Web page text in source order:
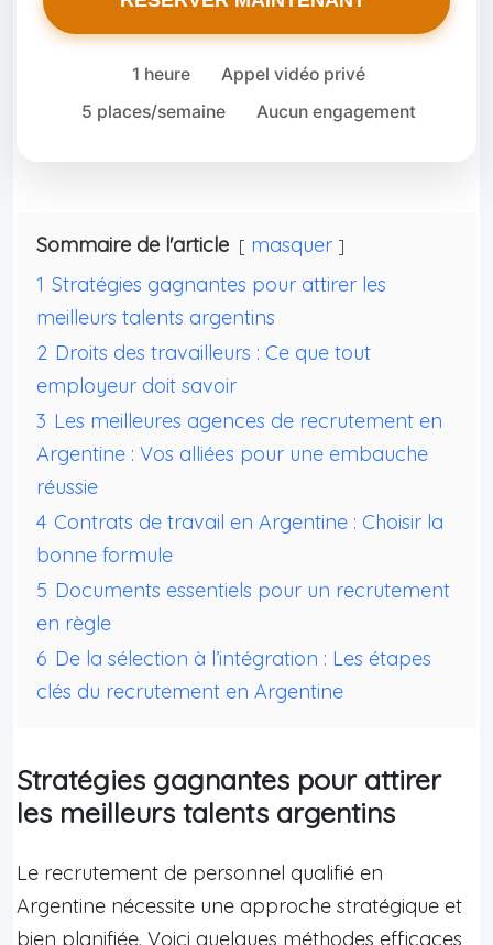
1 heure
Appel vidéo privé
5 places/semaine
Aucun engagement
Sommaire de l'article
masquer
1 Stratégies gagnantes pour attirer les
meilleurs talents argentins
2 Droits des travailleurs : Ce que tout
employeur doit savoir
3 Les meilleures agences de recrutement en
Argentine : Vos alliées pour une embauche
réussie
4 Contrats de travail en Argentine : Choisir la
bonne formule
5 Documents essentiels pour un recrutement
en règle
6 De la sélection à l’intégration : Les étapes
clés du recrutement en Argentine
Stratégies gagnantes pour attirer
les meilleurs talents argentins
Le recrutement de personnel qualifié en
Argentine nécessite une approche stratégique et
bien planifiée. Voici quelques méthodes efficaces